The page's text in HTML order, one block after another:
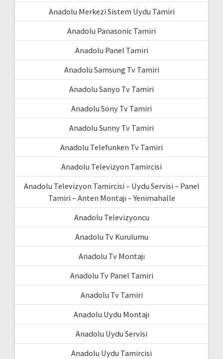
Anadolu Merkezi Sistem Uydu Tamiri
Anadolu Panasonic Tamiri
Anadolu Panel Tamiri
Anadolu Samsung Tv Tamiri
Anadolu Sanyo Tv Tamiri
Anadolu Sony Tv Tamiri
Anadolu Sunny Tv Tamiri
Anadolu Telefunken Tv Tamiri
Anadolu Televizyon Tamircisi
Anadolu Televizyon Tamircisi – Uydu Servisi – Panel
Tamiri – Anten Montajı – Yenimahalle
Anadolu Televizyoncu
Anadolu Tv Kurulumu
Anadolu Tv Montajı
Anadolu Tv Panel Tamiri
Anadolu Tv Tamiri
Anadolu Uydu Montajı
Anadolu Uydu Servisi
Anadolu Uydu Tamircisi